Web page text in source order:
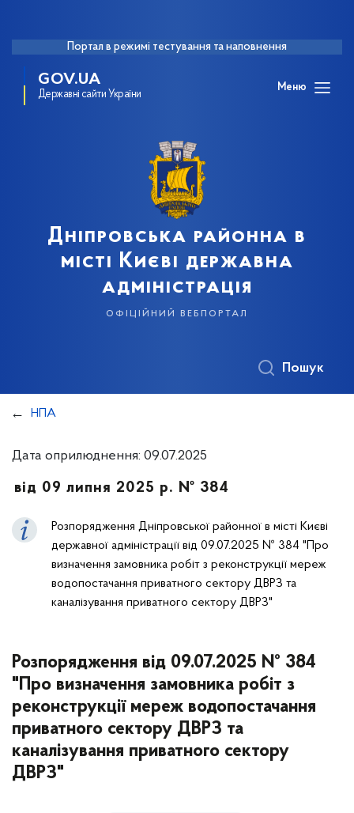
Портал в режимі тестування та наповнення
GOV.UA
Державні сайти України
Меню
Дніпровська районна в
місті Києві державна
адміністрація
офіційний вебпортал
Пошук
НПА
Дата оприлюднення: 09.07.2025
від 09 липня 2025 р. № 384
Розпорядження Дніпровської районної в місті Києві
державної адміністрації від 09.07.2025 № 384 "Про
визначення замовника робіт з реконструкції мереж
водопостачання приватного сектору ДВРЗ та
каналізування приватного сектору ДВРЗ"
Розпорядження від 09.07.2025 № 384
"Про визначення замовника робіт з
реконструкції мереж водопостачання
приватного сектору ДВРЗ та
каналізування приватного сектору
ДВРЗ"